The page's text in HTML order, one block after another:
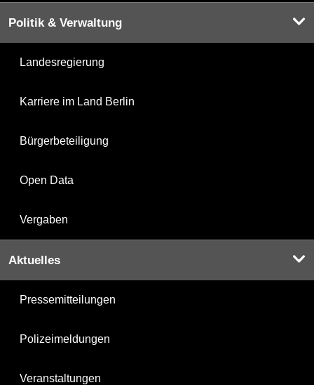
Politik & Verwaltung
Landesregierung
Karriere im Land Berlin
Bürgerbeteiligung
Open Data
Vergaben
Aktuelles
Pressemitteilungen
Polizeimeldungen
Veranstaltungen